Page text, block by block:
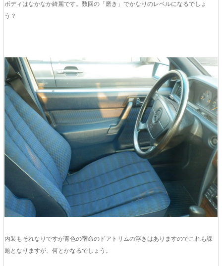
ボディはなかなか綺麗です。数回の「磨き」でかなりのレベルになるでしょ
う？
内装もそれなりですが青色の宿命のドアトリムの浮きはありますのでこれも課
題となりますが、何とかなるでしょう。